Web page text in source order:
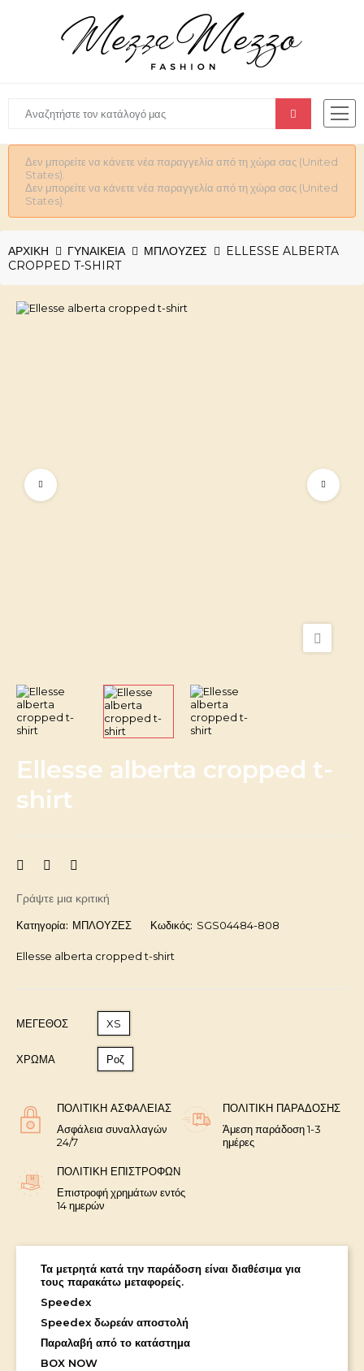
Δεν μπορείτε να κάνετε νέα παραγγελία από τη χώρα σας (United
States).
Δεν μπορείτε να κάνετε νέα παραγγελία από τη χώρα σας (United
States).
ΑΡΧΙΚΉ ΓΥΝΑΙΚΕΊΑ ΜΠΛΟΥΖΕΣ
ELLESSE ALBERTA
CROPPED T-SHIRT
Ellesse alberta cropped t-
shirt
Γράψτε μια κριτική
Κατηγορία: ΜΠΛΟΥΖΕΣ Κωδικός: SGS04484-808
Ellesse alberta cropped t-shirt
ΜΈΓΕΘΟΣ XS
ΧΡΩΜΑ Ροζ
ΠΟΛΙΤΙΚΉ ΑΣΦΑΛΕΊΑΣ
Ασφάλεια συναλλαγών
24/7
ΠΟΛΙΤΙΚΉ ΠΑΡΆΔΟΣΗΣ
Άμεση παράδοση 1-3
ημέρες
ΠΟΛΙΤΙΚΉ ΕΠΙΣΤΡΟΦΏΝ
Επιστροφή χρημάτων εντός
14 ημερών
Τα μετρητά κατά την παράδοση είναι διαθέσιμα για
τους παρακάτω μεταφορείς.
Speedex
Speedex δωρεάν αποστολή
Παραλαβή από το κατάστημα
BOX NOW